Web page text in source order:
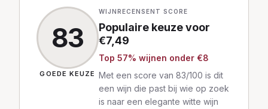
83
GOEDE KEUZE
WIJNRECENSENT SCORE
Populaire keuzevoor
€7,49
Top 57% wijnen onder €8
Met een score van 83/100 is dit
een wijn die past bij wie op zoek
is naar een elegante witte wijn